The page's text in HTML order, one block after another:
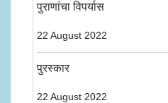
पुराणांचा विपर्यास
22 August 2022
पुरस्कार
22 August 2022